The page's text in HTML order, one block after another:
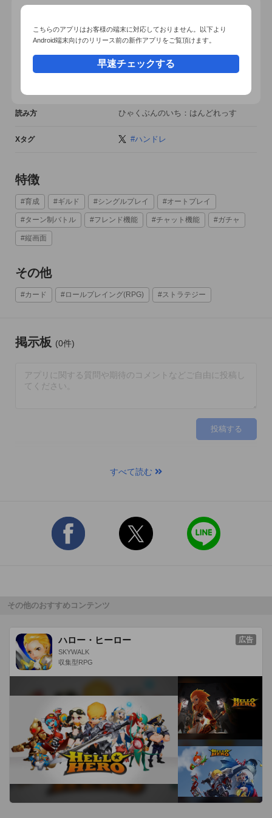
すべての動画をみる
XiamenYingxinmianNetworkTechnology
読み方 ひゃくぶんのいち：はんどれっす
Xタグ #ハンドレ
特徴
#育成 #ギルド #シングルプレイ #オートプレイ
#ターン制バトル #フレンド機能 #チャット機能 #ガチャ
#縦画面
その他
#カード #ロールプレイング(RPG) #ストラテジー
掲示板 (0件)
すべて読む
その他のおすすめコンテンツ
ハロー・ヒーロー
SKYWALK
収集型RPG
広告
こちらのアプリはお客様の端末に対応しておりません。以下より
Android端末向けのリリース前の新作アプリをご覧頂けます。
早速チェックする